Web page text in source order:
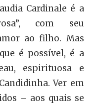
Cardinale é a
com seu
ao filho. Mas
é possível, é a
espirituosa e
Ver em
– aos quais se